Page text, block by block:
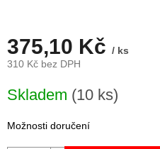
375,10 Kč / ks
310 Kč bez DPH
cena:
Skladem (10 ks)
Možnosti doručení